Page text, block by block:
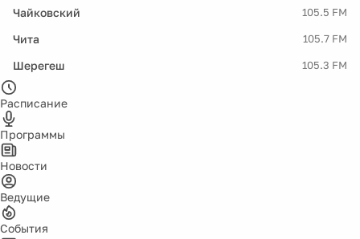
Чайковский 105.5 FM
Чита 105.7 FM
Шерегеш 105.3 FM
Расписание
Программы
Новости
Ведущие
События